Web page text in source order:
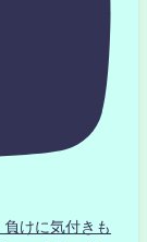
けに気付きも